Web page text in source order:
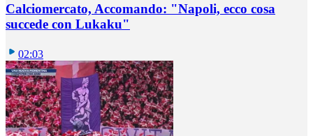
Calciomercato, Accomando: "Napoli, ecco cosa
succede con Lukaku"
02:03